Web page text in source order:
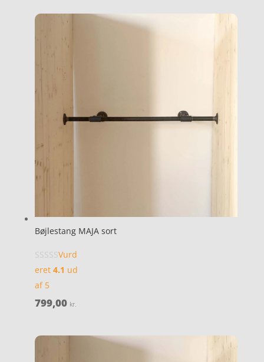
Bøjlestang MAJA sort
Vurd
eret 4.1 ud
af 5
799,00 kr.